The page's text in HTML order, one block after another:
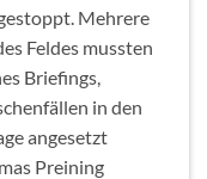
Mehrere
Feldes mussten
Briefings,
in den
angesetzt
Preining